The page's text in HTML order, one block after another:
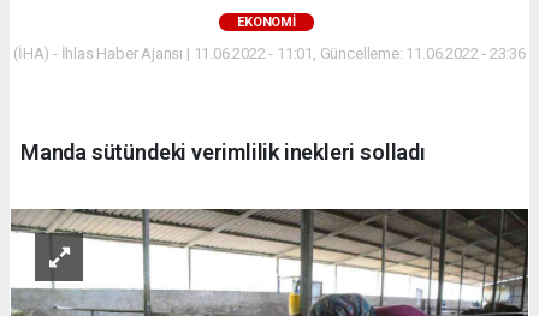
EKONOMİ
(İHA) - İhlas Haber Ajansı | 11.06.2022 - 11:01, Güncelleme: 11.06.2022 - 23:36
Manda sütündeki verimlilik inekleri solladı